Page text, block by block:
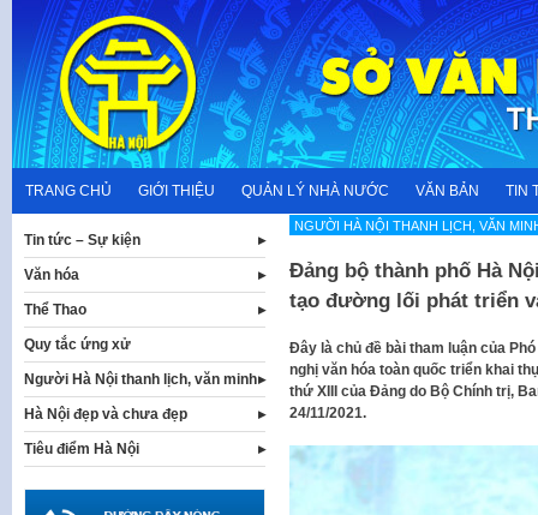
content
TRANG CHỦ GIỚI THIỆU QUẢN LÝ NHÀ NƯỚC VĂN BẢN TIN
NGƯỜI HÀ NỘI THANH LỊCH, VĂN
Đảng bộ thành phố Hà
tạo đường lối phát triển
Đây là chủ đề bài tham luận của
nghị văn hóa toàn quốc triển khai
thứ XIII của Đảng do Bộ Chính trị,
24/11/2021.
Tin tức – Sự kiện
Văn hóa
Thể Thao
Quy tắc ứng xử
Người Hà Nội thanh lịch, văn minh
Hà Nội đẹp và chưa đẹp
Tiêu điểm Hà Nội